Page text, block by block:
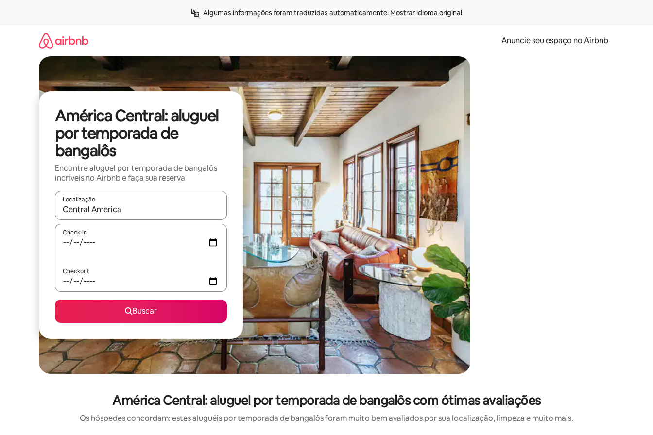
Algumas informações foram traduzidas automaticamente. Mostrar idioma original
Anuncie seu espaço no Airbnb
América Central: aluguel
por temporada de
bangalôs
Encontre aluguel por temporada de bangalôs
incríveis no Airbnb e faça sua reserva
Localização
Quando os resultados estiverem disponíveis, explore-os usando as seta para cima e para baixo do teclado ou tocando e deslizando o dedo na tela.
Check-in
Checkout
Buscar
América Central: aluguel por temporada de bangalôs com ótimas avaliações
Os hóspedes concordam: estes aluguéis por temporada de bangalôs foram muito bem avaliados por sua localização, limpeza e muito mais.